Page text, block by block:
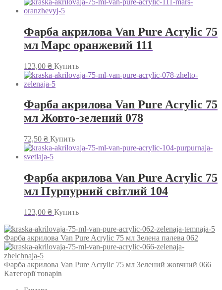
Фарба акрилова Van Pure Acrylic 75
мл Марс оранжевий 111
123,00 ₴ Купить
Фарба акрилова Van Pure Acrylic 75
мл Жовто-зелений 078
72,50 ₴ Купить
Фарба акрилова Van Pure Acrylic 75
мл Пурпурний світлий 104
123,00 ₴ Купить
Фарба акрилова Van Pure Acrylic 75 мл Зелена палева 062
Фарба акрилова Van Pure Acrylic 75 мл Зелений жовчний 066
Категорії товарів